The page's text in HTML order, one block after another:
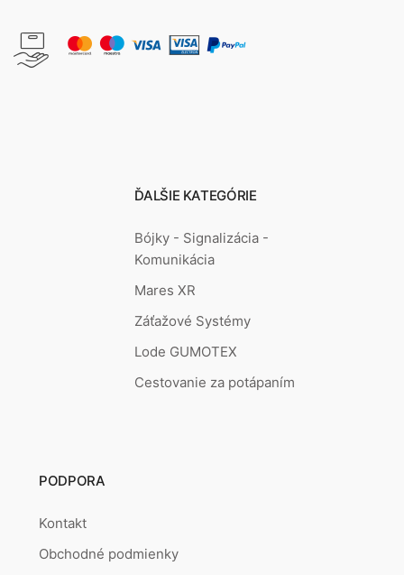
ĎALŠIE KATEGÓRIE
Bójky - Signalizácia -
Komunikácia
Mares XR
Záťažové Systémy
Lode GUMOTEX
Cestovanie za potápaním
PODPORA
Kontakt
Obchodné podmienky